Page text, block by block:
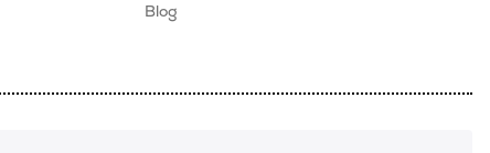
Blog